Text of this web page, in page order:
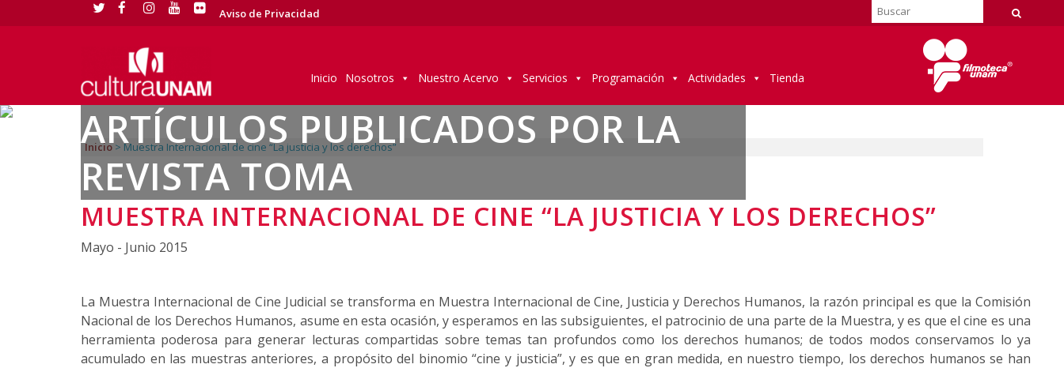
Aviso de Privacidad
Inicio Nosotros Nuestro Acervo Servicios Programación Actividades Tienda
ARTÍCULOS PUBLICADOS POR LA
REVISTA TOMA
Inicio> Muestra Internacional de cine “La justicia y los derechos”
MUESTRA INTERNACIONAL DE CINE “LA JUSTICIA Y LOS DERECHOS”
Mayo - Junio 2015
La Muestra Internacional de Cine Judicial se transforma en Muestra Internacional de Cine, Justicia y Derechos Humanos, la razón principal es que la Comisión
Nacional de los Derechos Humanos, asume en esta ocasión, y esperamos en las subsiguientes, el patrocinio de una parte de la Muestra, y es que el cine es una
herramienta poderosa para generar lecturas compartidas sobre temas tan profundos como los derechos humanos; de todos modos conservamos lo ya
acumulado en las muestras anteriores, a propósito del binomio “cine y justicia”, y es que en gran medida, en nuestro tiempo, los derechos humanos se han